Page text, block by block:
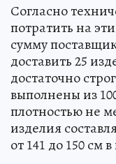
Согласно
потратить на
сумму
доставить 25
достаточно
выполнены из
плотностью не
изделия
от 141 до 150 см